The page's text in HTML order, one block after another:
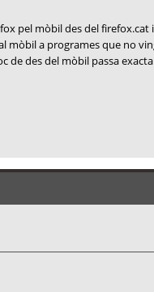
pel mòbil des del
mòbil a programes que no
des del mòbil passa